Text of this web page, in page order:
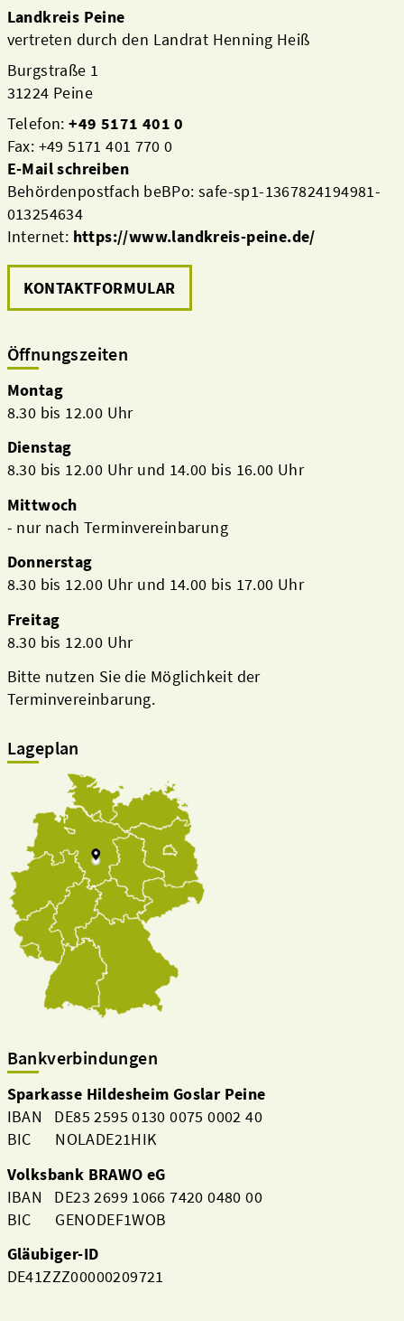
Landkreis Peine
vertreten durch den Landrat Henning Heiß
Burgstraße 1
31224 Peine
Telefon:+49 5171 401 0
Fax: +49 5171 401 770 0
E-Mail schreiben
Behördenpostfach beBPo: safe-sp1-1367824194981-
013254634
Internet: https://www.landkreis-peine.de/
KONTAKTFORMULAR
Öffnungszeiten
Montag
8.30 bis 12.00 Uhr
Dienstag
8.30 bis 12.00 Uhr und 14.00 bis 16.00 Uhr
Mittwoch
- nur nach Terminvereinbarung
Donnerstag
8.30 bis 12.00 Uhr und 14.00 bis 17.00 Uhr
Freitag
8.30 bis 12.00 Uhr
Bitte nutzen Sie die Möglichkeit der
Terminvereinbarung.
Lageplan
Bankverbindungen
Sparkasse Hildesheim Goslar Peine
IBAN DE85 2595 0130 0075 0002 40
BIC NOLADE21HIK
Volksbank BRAWO eG
IBAN DE23 2699 1066 7420 0480 00
BIC GENODEF1WOB
Gläubiger-ID
DE41ZZZ00000209721